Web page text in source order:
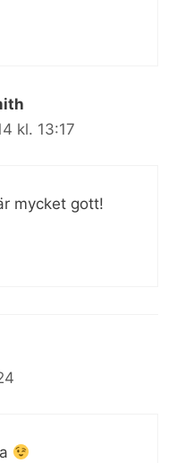
kl. 13:17
mycket gott!